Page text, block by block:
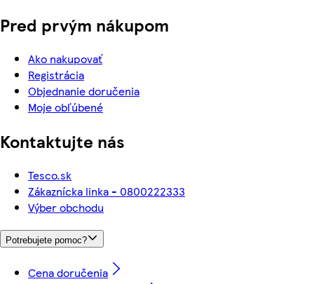
Pred prvým nákupom
Ako nakupovať
Registrácia
Objednanie doručenia
Moje obľúbené
Kontaktujte nás
Tesco.sk
Zákaznícka linka - 0800222333
Výber obchodu
Potrebujete pomoc?
Cena doručenia